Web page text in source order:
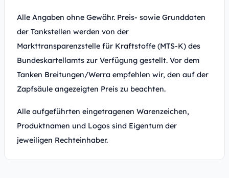
Alle Angaben ohne Gewähr. Preis- sowie Grunddaten
der Tankstellen werden von der
Markttransparenzstelle für Kraftstoffe (MTS-K) des
Bundeskartellamts zur Verfügung gestellt. Vor dem
Tanken Breitungen/Werra empfehlen wir, den auf der
Zapfsäule angezeigten Preis zu beachten.
Alle aufgeführten eingetragenen Warenzeichen,
Produktnamen und Logos sind Eigentum der
jeweiligen Rechteinhaber.